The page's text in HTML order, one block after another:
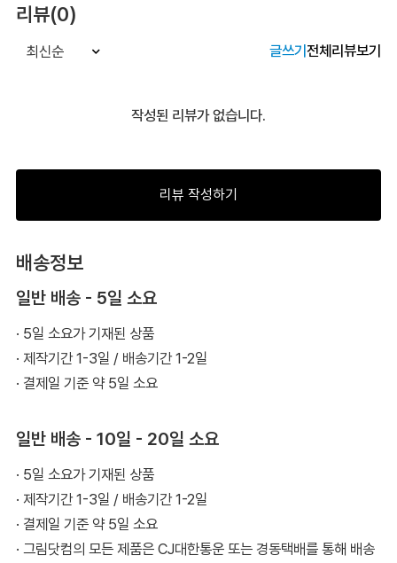
리뷰(0)
최신순 글쓰기전체리뷰보기
작성된 리뷰가 없습니다.
리뷰 작성하기
배송정보
일반 배송 - 5일 소요
· 5일 소요가 기재된 상품
· 제작기간 1-3일 / 배송기간 1-2일
· 결제일 기준 약 5일 소요
일반 배송 - 10일 - 20일 소요
· 5일 소요가 기재된 상품
· 제작기간 1-3일 / 배송기간 1-2일
· 결제일 기준 약 5일 소요
· 그림닷컴의 모든 제품은 CJ대한통운 또는 경동택배를 통해 배송